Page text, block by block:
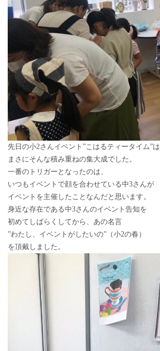
先日の小2さんイベント”こはるティータイム”は
まさにそんな積み重ねの集大成でした。
一番のトリガーとなったのは、
いつもイベントで顔を合わせている中3さんが
イベントを主催したことなんだと思います。
身近な存在である中3さんのイベント告知を
初めてしばらくしてから、あの名言
”わたし、イベントがしたいの”（小2の春）
を頂戴しました。